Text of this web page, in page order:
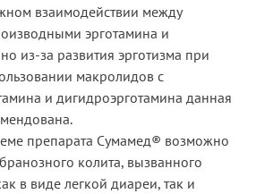
взаимодействии между
эрготамина и
из-за развития эрготизма при
макролидов с
и дигидроэрготамина данная
препарата Сумамед® возможно
колита, вызванного
в виде легкой диареи, так и